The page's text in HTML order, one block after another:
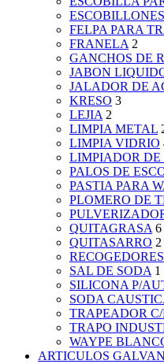
ESCOBILLONES
FELPA PARA
FRANELA 2
GANCHOS DE
JABON
JALADOR DE
KRESO 3
LEJIA 2
LIMPIA METAL
LIMPIA VIDRIO
LIMPIADOR DE
PALOS DE
PASTIA PARA
PLOMERO DE
QUITAGRASA 6
QUITASARRO 2
RECOGEDORES
SAL DE SODA 1
SILICONA P/
SODA
TRAPEADOR
TRAPO
WAYPE
ARTICULOS